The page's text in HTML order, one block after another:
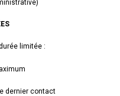
limitée :
dernier contact